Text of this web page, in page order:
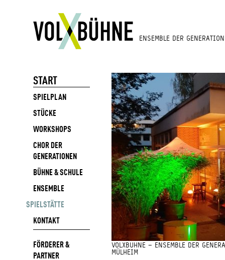
ENSEMBLE DER
START
SPIELPLAN
STÜCKE
WORKSHOPS
CHOR DER
GENERATIONEN
BÜHNE & SCHULE
ENSEMBLE
SPIELSTÄTTE
KONTAKT
FÖRDERER &
PARTNER
VOLXBÜHNE – ENSEMBLE DER
MÜLHEIM